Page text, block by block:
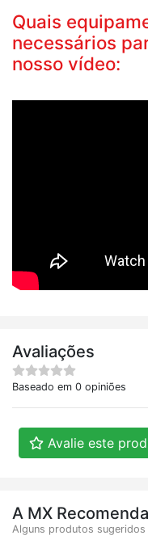
Quais
necessários
nosso vídeo:
Avaliações
Baseado em 0 opiniões
Avalie este
A MX Recomenda
Alguns produtos sugeridos